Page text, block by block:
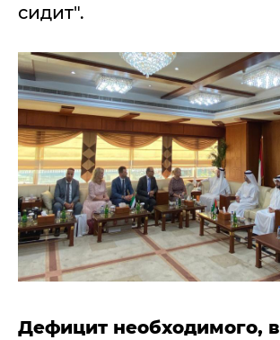
сидит".
Дефицит необходимого,